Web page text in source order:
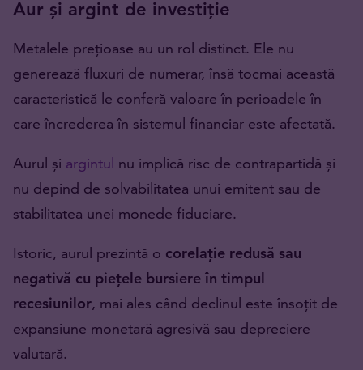
Aur și argint de investiție
Metalele prețioase au un rol distinct. Ele nu
generează fluxuri de numerar, însă tocmai această
caracteristică le conferă valoare în perioadele în
care încrederea în sistemul financiar este afectată.
Aurul și argintul nu implică risc de contrapartidă și
nu depind de solvabilitatea unui emitent sau de
stabilitatea unei monede fiduciare.
Istoric, aurul prezintă o corelație redusă sau
negativă cu piețele bursiere în timpul
recesiunilor, mai ales când declinul este însoțit de
expansiune monetară agresivă sau depreciere
valutară.